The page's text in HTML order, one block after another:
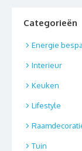
Categorieën
Energie
Interieur
Keuken
Lifestyle
Tuin